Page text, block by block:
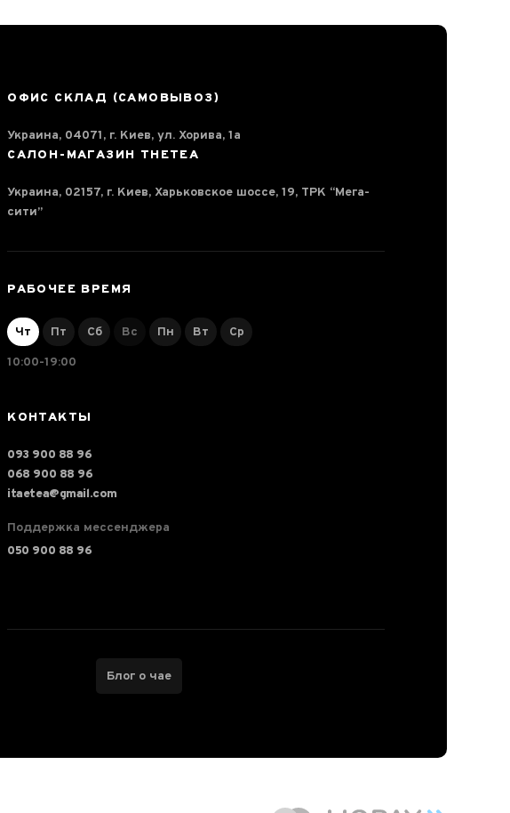
ОФИС СКЛАД (САМОВЫВОЗ)
Украина, 04071, г. Киев, ул. Хорива, 1а
САЛОН-МАГАЗИН THETEA
Украина, 02157, г. Киев, Харьковское шоссе, 19, ТРК “Мега-
сити”
РАБОЧЕЕ ВРЕМЯ
Чт Пт Сб Вс Пн Вт
Ср
10:00-19:00
КОНТАКТЫ
093 900 88 96
068 900 88 96
itaetea@gmail.com
Поддержка мессенджера
050 900 88 96
Блог о чае